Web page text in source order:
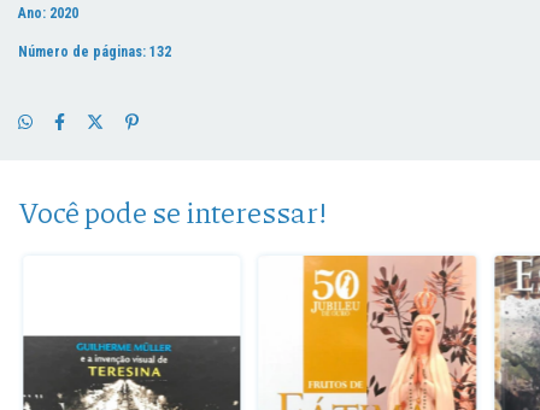
Ano: 2020
Número de páginas: 132
Você pode se interessar!